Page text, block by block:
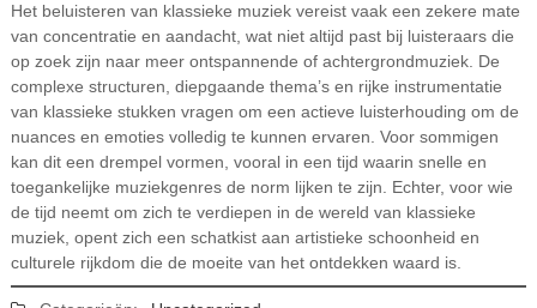
Het beluisteren van klassieke muziek vereist vaak een zekere mate
van concentratie en aandacht, wat niet altijd past bij luisteraars die
op zoek zijn naar meer ontspannende of achtergrondmuziek. De
complexe structuren, diepgaande thema’s en rijke instrumentatie
van klassieke stukken vragen om een actieve luisterhouding om de
nuances en emoties volledig te kunnen ervaren. Voor sommigen
kan dit een drempel vormen, vooral in een tijd waarin snelle en
toegankelijke muziekgenres de norm lijken te zijn. Echter, voor wie
de tijd neemt om zich te verdiepen in de wereld van klassieke
muziek, opent zich een schatkist aan artistieke schoonheid en
culturele rijkdom die de moeite van het ontdekken waard is.